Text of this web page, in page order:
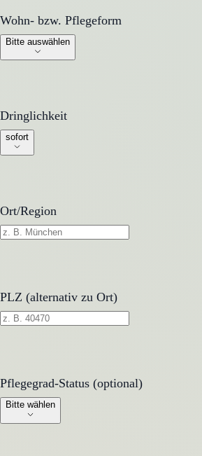
Wohn- bzw. Pflegeform
Wohn- bzw. Pflegeform
Bitte auswählen
Dringlichkeit
Dringlichkeit
sofort
Ort/Region
PLZ (alternativ zu Ort)
Pflegegrad-Status (optional)
Pflegegrad-Status (optional)
Bitte wählen